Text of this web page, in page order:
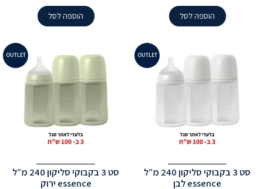
₪180.
₪100.
הוספה לסל
₪180.
₪100.
הוספה לסל
OUTLET
סט 3 בקבוקי סליקון 240 מ”ל
essence לבן
OUTLET
סט 3 בקבוקי סליקון 240 מ”ל
essence ירוק